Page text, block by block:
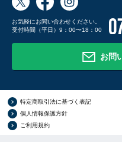
お気軽にお問い合わせください。
受付時間（平日）9：00〜18：00
お問
特定商取引法に基づく表記
個人情報保護方針
ご利用規約